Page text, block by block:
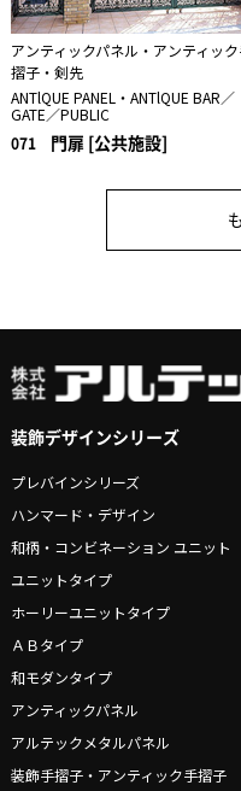
アンティックパネル・アンティッ
摺子・剣先
ANTlQUE PANEL・ANTlQUE BAR／
GATE／PUBLIC
071 門扉 [公共施設]
装飾デザインシリーズ
プレバインシリーズ
ハンマード・デザイン
和柄・コンビネーション ユニット
ユニットタイプ
ホーリーユニットタイプ
ＡＢタイプ
和モダンタイプ
アンティックパネル
アルテックメタルパネル
装飾手摺子・アンティック手摺子